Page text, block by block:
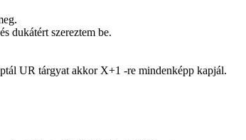
dukátért szereztem be.
UR tárgyat akkor X+1 -re mindenképp kapjál.